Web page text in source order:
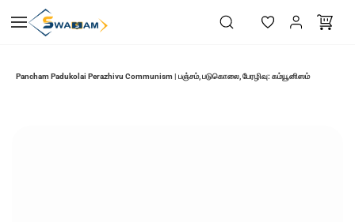
main
Pancham Padukolai Perazhivu Communism | பஞ்சம், படுகொலை, பேரழிவு: கம்யூனிஸம்